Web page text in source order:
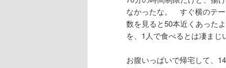
なかったな。 すぐ横のテー
数を見ると50本近くあった
を、1人で食べるとは凄ま
お腹いっぱいで帰宅して、